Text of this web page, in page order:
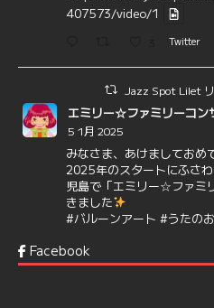
407573/video/1
Twitter
Jazz Spot Lilet
エミリー☆ファミリーコン
5 1月 2025
みなさま、あけましておめ
2025年のスタートにふさ
児島で「エミリー☆ファミ
きました
#バルーンアート #うたの
6 7
Facebook